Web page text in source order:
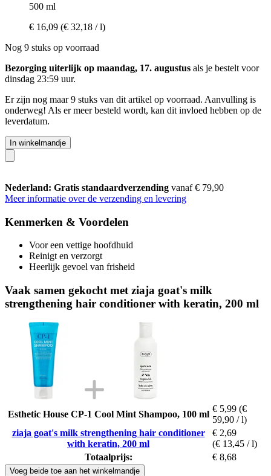
500 ml
€ 16,09 (€ 32,18 / l)
Nog 9 stuks op voorraad
Bezorging uiterlijk op maandag, 17. augustus als je bestelt voor
dinsdag 23:59 uur.
Er zijn nog maar 9 stuks van dit artikel op voorraad. Aanvulling is
onderweg! Als er meer besteld wordt, kan dit invloed hebben op de
leverdatum.
In winkelmandje
Nederland: Gratis standaardverzending vanaf € 79,90
Meer informatie over de verzending en levering
Kenmerken & Voordelen
Voor een vettige hoofdhuid
Reinigt en verzorgt
Heerlijk gevoel van frisheid
Vaak samen gekocht met ziaja goat's milk
strengthening hair conditioner with keratin, 200 ml
Esthetic House CP-1 Cool Mint Shampoo, 100 ml
€ 5,99 (€
59,90 / l)
ziaja goat's milk strengthening hair conditioner
with keratin, 200 ml
€ 2,69
(€ 13,45 / l)
Totaalprijs:
€ 8,68
Voeg beide toe aan het winkelmandje